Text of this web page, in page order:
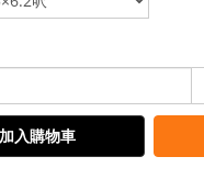
加入購物車